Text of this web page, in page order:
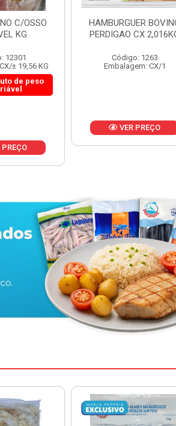
BOVINO
2,016KG
1263
CX/1
MARGARINA DELINE
CAIXA 24X250G
Código: 12886
Embalagem: CX/1
VER PREÇO